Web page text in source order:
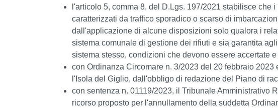
l'articolo 5, comma 8, del D.Lgs. 197/2021 stabilisce che
caratterizzati da traffico sporadico o scarso di
dall'applicazione di alcune disposizioni solo qualora i
sistema comunale di gestione dei rifiuti e sia garantita
sistema stesso, condizioni che devono essere accertate
con Ordinanza Circomare n. 3/2023 del 20 febbraio
l'Isola del Giglio, dall'obbligo di redazione del Piano di
con sentenza n. 01119/2023, il Tribunale Amministrativo
ricorso proposto per l'annullamento della suddetta